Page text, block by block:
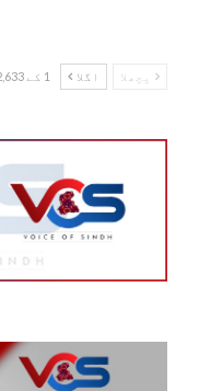
پچھلا اگلا 1 کے 2,633